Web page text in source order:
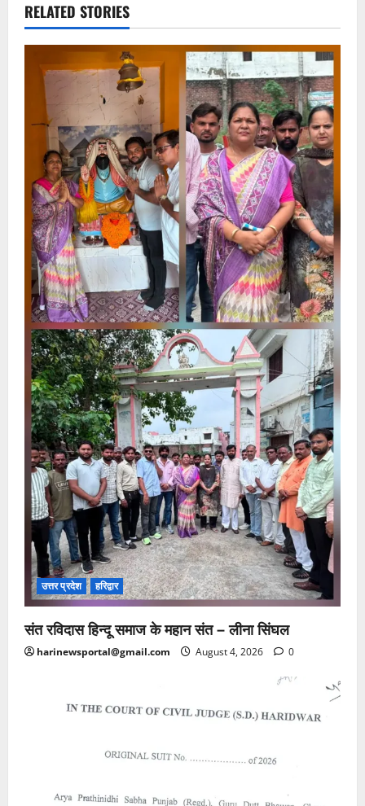
RELATED STORIES
उत्तर प्रदेश हरिद्वार
संत रविदास हिन्दू समाज के महान संत – लीना सिंघल
harinewsportal@gmail.com August 4, 2026 0